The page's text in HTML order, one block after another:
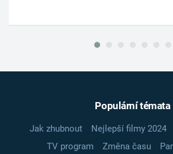
Populární témata
Jak zhubnout Nejlepší filmy 2024
TV program
Změna času